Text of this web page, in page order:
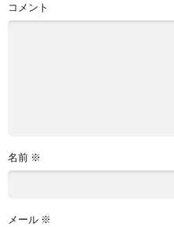
コメント
名前 ※
メール ※